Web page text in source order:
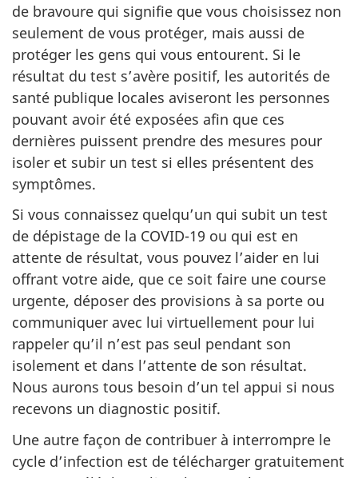
de bravoure qui signifie que vous choisissez non
seulement de vous protéger, mais aussi de
protéger les gens qui vous entourent. Si le
résultat du test s’avère positif, les autorités de
santé publique locales aviseront les personnes
pouvant avoir été exposées afin que ces
dernières puissent prendre des mesures pour
isoler et subir un test si elles présentent des
symptômes.
Si vous connaissez quelqu’un qui subit un test
de dépistage de la COVID-19 ou qui est en
attente de résultat, vous pouvez l’aider en lui
offrant votre aide, que ce soit faire une course
urgente, déposer des provisions à sa porte ou
communiquer avec lui virtuellement pour lui
rappeler qu’il n’est pas seul pendant son
isolement et dans l’attente de son résultat.
Nous aurons tous besoin d’un tel appui si nous
recevons un diagnostic positif.
Une autre façon de contribuer à interrompre le
cycle d’infection est de télécharger gratuitement